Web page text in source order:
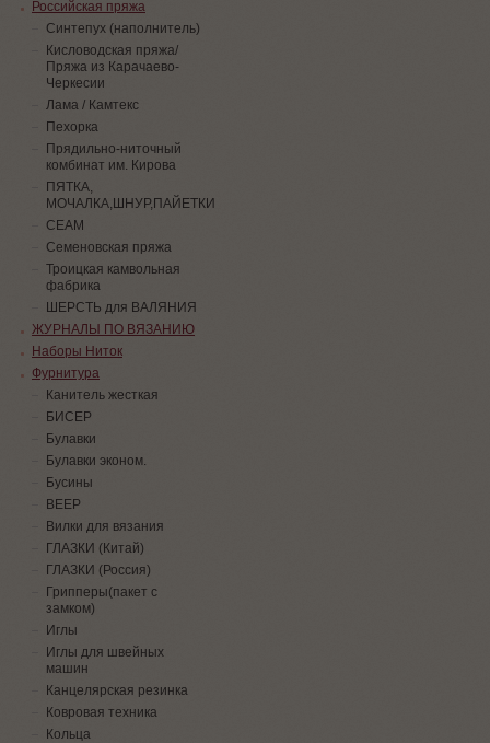
Российская пряжа
Синтепух (наполнитель)
Кисловодская пряжа/
Пряжа из Карачаево-
Черкесии
Лама / Камтекс
Пехорка
Прядильно-ниточный
комбинат им. Кирова
ПЯТКА,
МОЧАЛКА,ШНУР,ПАЙЕТКИ
СЕАМ
Семеновская пряжа
Троицкая камвольная
фабрика
ШЕРСТЬ для ВАЛЯНИЯ
ЖУРНАЛЫ ПО ВЯЗАНИЮ
Наборы Ниток
Фурнитура
Канитель жесткая
БИСЕР
Булавки
Булавки эконом.
Бусины
ВЕЕР
Вилки для вязания
ГЛАЗКИ (Китай)
ГЛАЗКИ (Россия)
Грипперы(пакет с
замком)
Иглы
Иглы для швейных
машин
Канцелярская резинка
Ковровая техника
Кольца